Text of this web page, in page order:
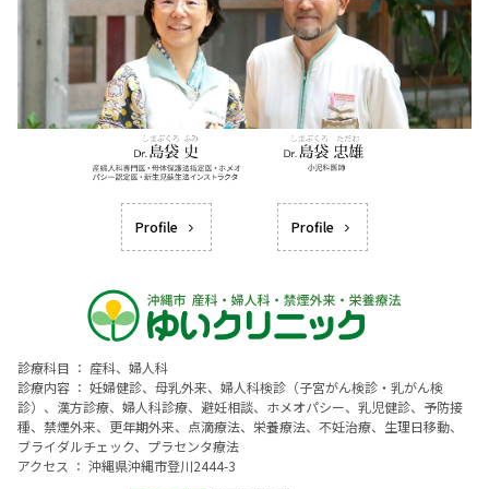
Profile Profile
診療科目 ： 産科、婦人科
診療内容 ： 妊婦健診、母乳外来、婦人科検診（子宮がん検診・乳がん検
診）、漢方診療、婦人科診療、避妊相談、ホメオパシー、乳児健診、予防接
種、禁煙外来、更年期外来、点滴療法、栄養療法、不妊治療、生理日移動、
ブライダルチェック、プラセンタ療法
アクセス ： 沖縄県沖縄市登川2444-3